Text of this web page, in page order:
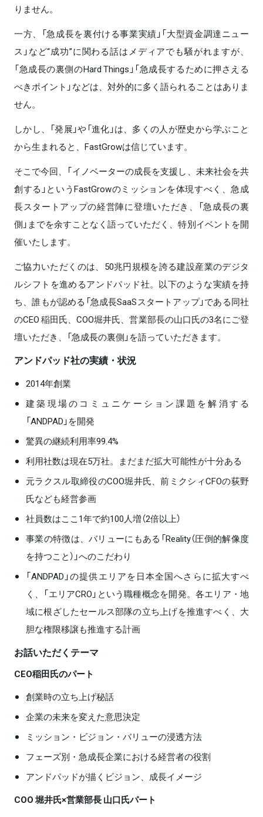
りません。
一方、「急成長を裏付ける事業実績」「大型資金調達ニュー
ス」など“成功”に関わる話はメディアでも騒がれますが、
「急成長の裏側のHard Things」「急成長するために押さえる
べきポイント」などは、対外的に多く語られることはありま
せん。
しかし、「発展」や「進化」は、多くの人が歴史から学ぶこと
から生まれると、FastGrowは信じています。
そこで今回、「イノベーターの成長を支援し、未来社会を共
創する」というFastGrowのミッションを体現すべく、急成
長スタートアップの経営陣に登壇いただき、「急成長の裏
側」までを余すことなく語っていただく、特別イベントを開
催いたします。
ご協力いただくのは、50兆円規模を誇る建設産業のデジタ
ルシフトを進めるアンドパッド社。以下のような実績を持
ち、誰もが認める「急成長SaaSスタートアップ」である同社
のCEO 稲田氏、COO堀井氏、営業部長の山口氏の3名にご登
壇いただき、「急成長の裏側」を語っていただきます。
アンドパッド社の実績・状況
2014年創業
建築現場のコミュニケーション課題を解消する
「ANDPAD」を開発
驚異の継続利用率99.4%
利用社数は現在5万社。まだまだ拡大可能性が十分ある
元ラクスル取締役のCOO堀井氏、前ミクシィCFOの荻野
氏なども経営参画
社員数はここ1年で約100人増（2倍以上）
事業の特徴は、バリューにもある「Reality（圧倒的解像度
を持つこと）」へのこだわり
「ANDPAD」の提供エリアを日本全国へさらに拡大すべ
く、「エリアCRO」という職種概念を開発。各エリア・地
域に根ざしたセールス部隊の立ち上げを推進すべく、大
胆な権限移譲も推進する計画
お話いただくテーマ
CEO稲田氏のパート
創業時の立ち上げ秘話
企業の未来を変えた意思決定
ミッション・ビジョン・バリューの浸透方法
フェーズ別・急成長企業における経営者の役割
アンドパッドが描くビジョン、成長イメージ
COO 堀井氏×営業部長 山口氏パート